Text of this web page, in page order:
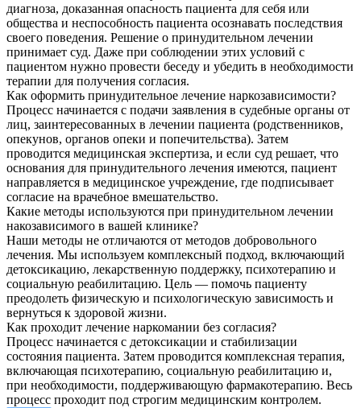
диагноза, доказанная опасность пациента для себя или
общества и неспособность пациента осознавать последствия
своего поведения. Решение о принудительном лечении
принимает суд. Даже при соблюдении этих условий с
пациентом нужно провести беседу и убедить в необходимости
терапии для получения согласия.
Как оформить принудительное лечение наркозависимости?
Процесс начинается с подачи заявления в судебные органы от
лиц, заинтересованных в лечении пациента (родственников,
опекунов, органов опеки и попечительства). Затем
проводится медицинская экспертиза, и если суд решает, что
основания для принудительного лечения имеются, пациент
направляется в медицинское учреждение, где подписывает
согласие на врачебное вмешательство.
Какие методы используются при принудительном лечении
накозависимого в вашей клинике?
Наши методы не отличаются от методов добровольного
лечения. Мы используем комплексный подход, включающий
детоксикацию, лекарственную поддержку, психотерапию и
социальную реабилитацию. Цель — помочь пациенту
преодолеть физическую и психологическую зависимость и
вернуться к здоровой жизни.
Как проходит лечение наркомании без согласия?
Процесс начинается с детоксикации и стабилизации
состояния пациента. Затем проводится комплексная терапия,
включающая психотерапию, социальную реабилитацию и,
при необходимости, поддерживающую фармакотерапию. Весь
процесс проходит под строгим медицинским контролем.